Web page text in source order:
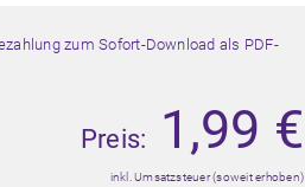
zum Sofort-Download als PDF-
Preis: 1,99 €
inkl. Umsatzsteuer (soweit erhoben)